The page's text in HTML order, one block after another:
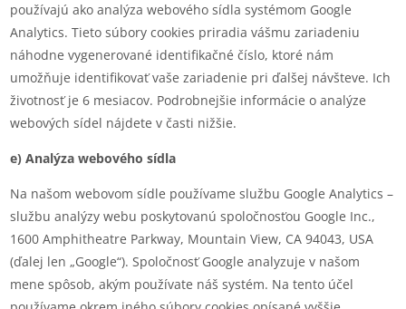
používajú ako analýza webového sídla systémom Google
Analytics. Tieto súbory cookies priradia vášmu zariadeniu
náhodne vygenerované identifikačné číslo, ktoré nám
umožňuje identifikovať vaše zariadenie pri ďalšej návšteve. Ich
životnosť je 6 mesiacov. Podrobnejšie informácie o analýze
webových sídel nájdete v časti nižšie.
e) Analýza webového sídla
Na našom webovom sídle používame službu Google Analytics –
službu analýzy webu poskytovanú spoločnosťou Google Inc.,
1600 Amphitheatre Parkway, Mountain View, CA 94043, USA
(ďalej len „Google“). Spoločnosť Google analyzuje v našom
mene spôsob, akým používate náš systém. Na tento účel